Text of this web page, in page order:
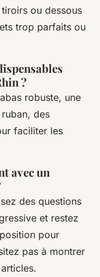
ou dessous
trop parfaits ou
?
robuste, une
des
faciliter les
avec un
des questions
et restez
pour
pas à montrer